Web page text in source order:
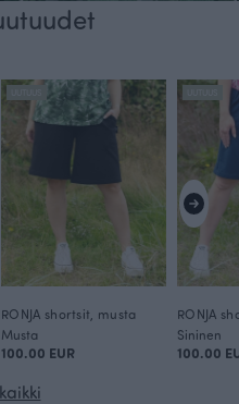
Suomessa omassa
RONJA shortsit, musta
Musta
100.00 EUR
RONJA
Sininen
100.00